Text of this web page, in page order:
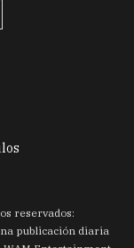
reservados:
publicación diaria